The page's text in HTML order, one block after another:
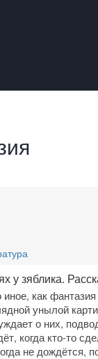
у зяблика.
как
унылой
о них,
когда кто-то
не дождётся,